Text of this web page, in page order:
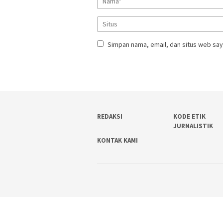
Simpan nama, email, dan situs web
REDAKSI
KODE ETIK
JURNALISTIK
KONTAK KAMI